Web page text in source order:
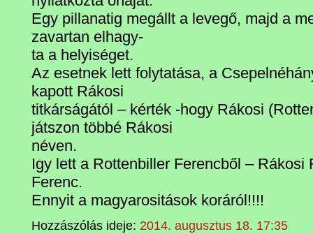
Egy pillanatig megállt a levegő, majd a
zavartan elhagy-
ta a helyiséget.
Az esetnek lett folytatása, a
kapott Rákosi
titkárságától – kérték -hogy Rákosi
játszon többé Rákosi
néven.
Igy lett a Rottenbiller Ferencből – Rákosi
Ferenc.
Ennyit a magyarositások koráról!!!!
Hozzászólás ideje: 2014. augusztus 18. 17:35